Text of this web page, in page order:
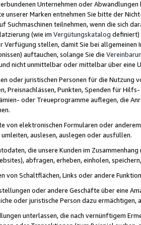
Unternehmen oder
unserer Marken entnehmen Sie bitte der
Suchmaschinen teilnehmen, wenn die sich
(wie im Vergütungskatalog definiert)
Verfügung stellen, damit Sie bei
auftauchen, solange Sie die
nicht unmittelbar oder mittelbar über eine
oder juristischen Personen für die Nutzung
Preisnachlässen, Punkten, Spenden für
oder Treueprogramme auflegen, die
von elektronischen Formularen oder
auslesen, auslegen oder ausfüllen.
die unsere Kunden im
abfragen, erheben, einholen,
von Schaltflächen, Links oder andere
oder andere Geschäfte über eine
oder juristische Person dazu
unterlassen, die nach vernünftigem